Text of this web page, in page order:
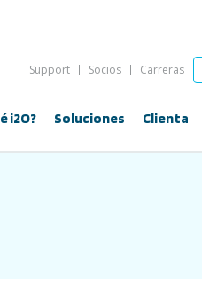
i2O? Soluciones Clienta
Support Socios Carreras